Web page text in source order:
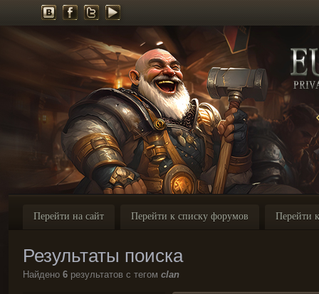
Перейти на сайт Перейти к списку форумов Перейти
Результаты поиска
Найдено 6 результатов с тегом clan